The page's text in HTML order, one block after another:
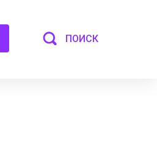
ПОИСК